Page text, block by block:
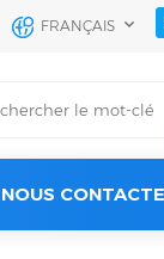
FRANÇAIS
NOUS